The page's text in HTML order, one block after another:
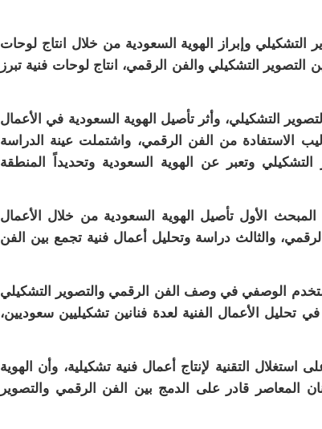
وإبراز الهوية السعودية من خلال انتاج لوحات
التشكيلي والفن الرقمي، انتاج لوحات فنية تبرز
التشكيلي، وأثر تأصيل الهوية السعودية في الأعمال
الاستفادة من الفن الرقمي، واشتملت عينة الدراسة
وتعبر عن الهوية السعودية وتحديداً المنطقة
الأول تأصيل الهوية السعودية من خلال الأعمال
والثالث دراسة وتحليل أعمال فنية تجمع بين الفن
الوصفي في وصف الفن الرقمي والتصوير التشكيلي
تحليل الأعمال الفنية لعدة فنانين تشكيليين سعوديين،
التقنية لإنتاج أعمال فنية تشكيلية، وأن الهوية
المعاصر قادر على الدمج بين الفن الرقمي والتصوير